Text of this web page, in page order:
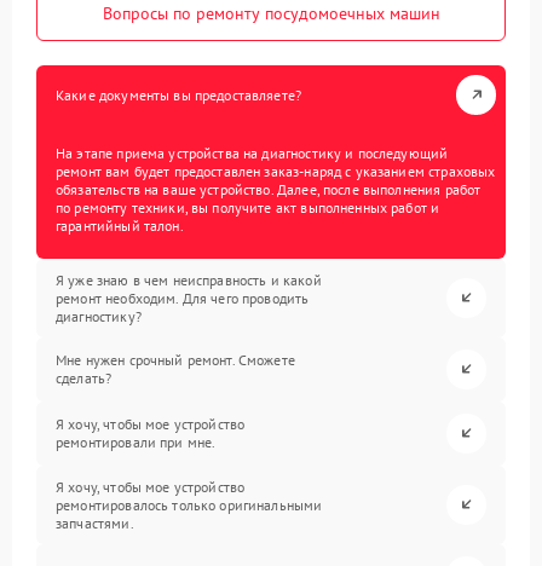
Вопросы по ремонту посудомоечных машин
Какие документы вы предоставляете?
На этапе приема устройства на диагностику и последующий
ремонт вам будет предоставлен заказ-наряд с указанием страховых
обязательств на ваше устройство. Далее, после выполнения работ
по ремонту техники, вы получите акт выполненных работ и
гарантийный талон.
Я уже знаю в чем неисправность и какой
ремонт необходим. Для чего проводить
диагностику?
Мне нужен срочный ремонт. Сможете
сделать?
Я хочу, чтобы мое устройство
ремонтировали при мне.
Я хочу, чтобы мое устройство
ремонтировалось только оригинальными
запчастями.